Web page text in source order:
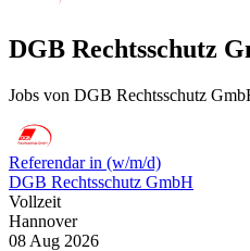
DGB Rechtsschutz
Jobs von DGB Rechtsschutz
Referendar in (w/m/d)
DGB Rechtsschutz GmbH
Vollzeit
Hannover
08 Aug 2026